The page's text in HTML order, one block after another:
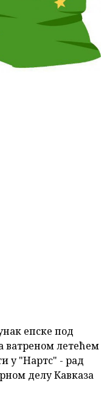
епске под
ватреном летећем
у "Нартс" - рад
делу Кавказа